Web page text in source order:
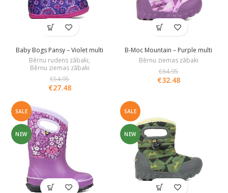
Baby Bogs Pansy – Violet multi
Bērnu rudens zābaki,
Bērnu ziemas zābaki
€54.95
€27.48
B-Moc Mountain – Purple multi
Bērnu ziemas zābaki
€64.95
€32.48
SALE
NEW
SALE
NEW